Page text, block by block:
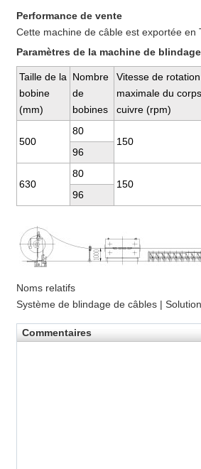
Performance de vente
Cette machine de câble est exportée en
Paramètres de la machine de
Taille de la
bobine
(mm)
Nombre
de
bobines
Vitesse de rotation
maximale du
cuivre (rpm)
500
80
150
96
630
80
150
96
Noms relatifs
Système de blindage de câbles |
Commentaires